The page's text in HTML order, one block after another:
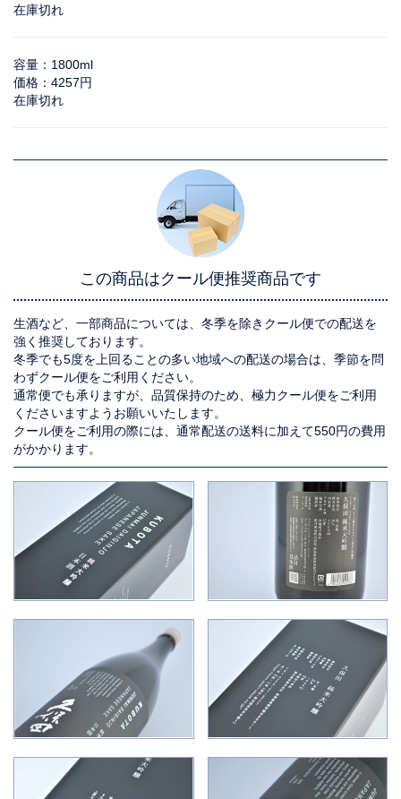
在庫切れ
容量：1800ml
価格：4257円
在庫切れ
この商品はクール便推奨商品です
生酒など、一部商品については、冬季を除きクール便での配送を
強く推奨しております。
冬季でも5度を上回ることの多い地域への配送の場合は、季節を問
わずクール便をご利用ください。
通常便でも承りますが、品質保持のため、極力クール便をご利用
くださいますようお願いいたします。
クール便をご利用の際には、通常配送の送料に加えて550円の費用
がかかります。